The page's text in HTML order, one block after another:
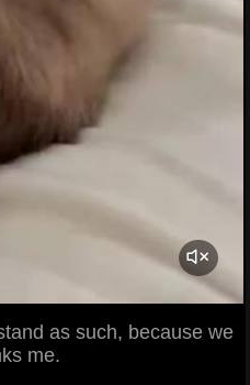
as such, because we
me.